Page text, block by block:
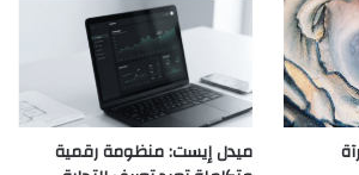
ميدل إيست: منظومة رقمية